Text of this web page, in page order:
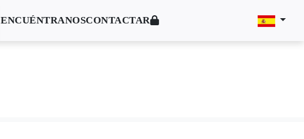
ENCUÉNTRANOSCONTACTAR